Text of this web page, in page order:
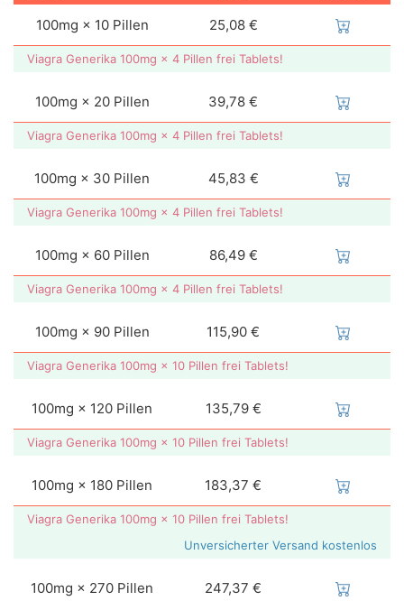
100mg × 10 Pillen 25,08 €
Viagra Generika 100mg × 4 Pillen frei Tablets!
100mg × 20 Pillen 39,78 €
Viagra Generika 100mg × 4 Pillen frei Tablets!
100mg × 30 Pillen 45,83 €
Viagra Generika 100mg × 4 Pillen frei Tablets!
100mg × 60 Pillen 86,49 €
Viagra Generika 100mg × 4 Pillen frei Tablets!
100mg × 90 Pillen 115,90 €
Viagra Generika 100mg × 10 Pillen frei Tablets!
100mg × 120 Pillen 135,79 €
Viagra Generika 100mg × 10 Pillen frei Tablets!
100mg × 180 Pillen 183,37 €
Viagra Generika 100mg × 10 Pillen frei Tablets!
Unversicherter Versand kostenlos
100mg × 270 Pillen 247,37 €